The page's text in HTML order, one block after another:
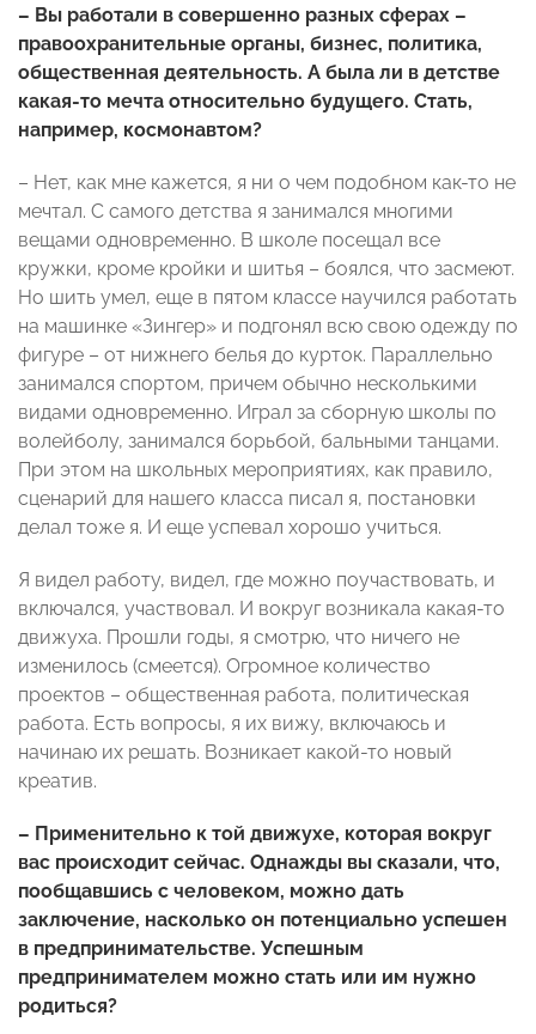
– Вы работали в совершенно разных сферах –
правоохранительные органы, бизнес, политика,
общественная деятельность. А была ли в детстве
какая-то мечта относительно будущего. Стать,
например, космонавтом?
– Нет, как мне кажется, я ни о чем подобном как-то не
мечтал. С самого детства я занимался многими
вещами одновременно. В школе посещал все
кружки, кроме кройки и шитья – боялся, что засмеют.
Но шить умел, еще в пятом классе научился работать
на машинке «Зингер» и подгонял всю свою одежду по
фигуре – от нижнего белья до курток. Параллельно
занимался спортом, причем обычно несколькими
видами одновременно. Играл за сборную школы по
волейболу, занимался борьбой, бальными танцами.
При этом на школьных мероприятиях, как правило,
сценарий для нашего класса писал я, постановки
делал тоже я. И еще успевал хорошо учиться.
Я видел работу, видел, где можно поучаствовать, и
включался, участвовал. И вокруг возникала какая-то
движуха. Прошли годы, я смотрю, что ничего не
изменилось (смеется). Огромное количество
проектов – общественная работа, политическая
работа. Есть вопросы, я их вижу, включаюсь и
начинаю их решать. Возникает какой-то новый
креатив.
– Применительно к той движухе, которая вокруг
вас происходит сейчас. Однажды вы сказали, что,
пообщавшись с человеком, можно дать
заключение, насколько он потенциально успешен
в предпринимательстве. Успешным
предпринимателем можно стать или им нужно
родиться?